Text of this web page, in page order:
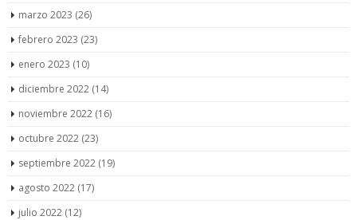
marzo 2023 (26)
febrero 2023 (23)
enero 2023 (10)
diciembre 2022 (14)
noviembre 2022 (16)
octubre 2022 (23)
septiembre 2022 (19)
agosto 2022 (17)
julio 2022 (12)